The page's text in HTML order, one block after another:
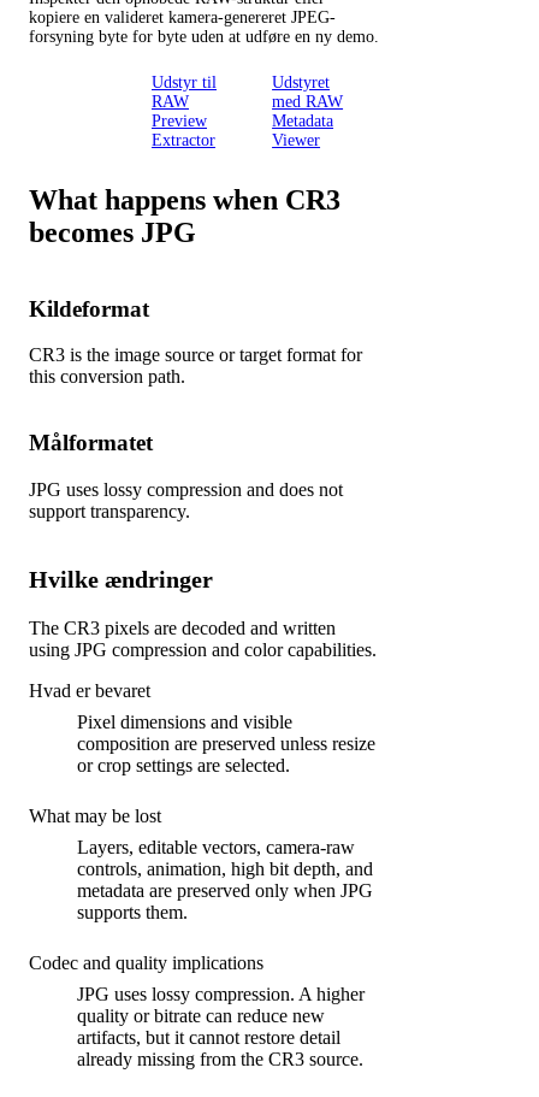
kopiere en valideret kamera-genereret JPEG-
forsyning byte for byte uden at udføre en ny demo.
Udstyr til
RAW
Preview
Extractor
Udstyret
med RAW
Metadata
Viewer
What happens when CR3
becomes JPG
Kildeformat
CR3 is the image source or target format for
this conversion path.
Målformatet
JPG uses lossy compression and does not
support transparency.
Hvilke ændringer
The CR3 pixels are decoded and written
using JPG compression and color capabilities.
Hvad er bevaret
Pixel dimensions and visible
composition are preserved unless resize
or crop settings are selected.
What may be lost
Layers, editable vectors, camera-raw
controls, animation, high bit depth, and
metadata are preserved only when JPG
supports them.
Codec and quality implications
JPG uses lossy compression. A higher
quality or bitrate can reduce new
artifacts, but it cannot restore detail
already missing from the CR3 source.